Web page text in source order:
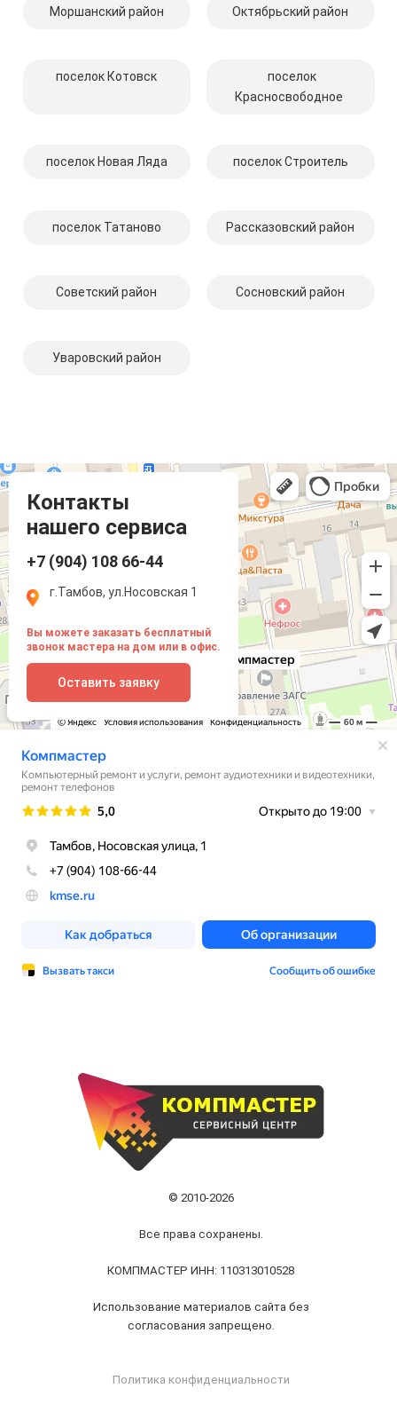
Моршанский район Октябрьский район
поселок Котовск
поселок
Красносвободное
поселок Новая Ляда поселок Строитель
поселок Татаново Рассказовский район
Советский район Сосновский район
Уваровский район
Контакты
нашего сервиса
+7 (904) 108 66-44
г.Тамбов, ул.Носовская 1
Вы можете заказать бесплатный
звонок мастера на дом или в офис.
Оставить заявку
Компмастер
Тамбов
Носовская улица, 1
© 2010-2026
Все права сохранены.
КОМПМАСТЕР ИНН: 110313010528
Использование материалов сайта без
согласования запрещено.
Политика конфиденциальности